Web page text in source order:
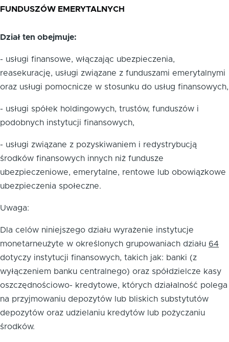
FUNDUSZÓW EMERYTALNYCH
Dział ten obejmuje:
- usługi finansowe, włączając ubezpieczenia,
reasekurację, usługi związane z funduszami emerytalnymi
oraz usługi pomocnicze w stosunku do usług finansowych,
- usługi spółek holdingowych, trustów, funduszów i
podobnych instytucji finansowych,
- usługi związane z pozyskiwaniem i redystrybucją
środków finansowych innych niż fundusze
ubezpieczeniowe, emerytalne, rentowe lub obowiązkowe
ubezpieczenia społeczne.
Uwaga:
Dla celów niniejszego działu wyrażenie instytucje
monetarneużyte w określonych grupowaniach działu 64
dotyczy instytucji finansowych, takich jak: banki (z
wyłączeniem banku centralnego) oraz spółdzielcze kasy
oszczędnościowo- kredytowe, których działalność polega
na przyjmowaniu depozytów lub bliskich substytutów
depozytów oraz udzielaniu kredytów lub pożyczaniu
środków.